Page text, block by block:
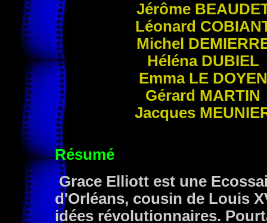
Jérôme
Léonard
Michel
Héléna DUBIEL
Emma LE DOYEN
Gérard MARTIN
Jacques
Résumé
Grace Elliott est une
d'Orléans, cousin de Louis
idées révolutionnaires.